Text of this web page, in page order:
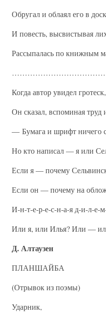
Обругал и облаял его в
И повесть, высвистывая
Рассыпалась по книжным
Когда автор увидел гротеск,
Он сказал, вспоминая труд
— Бумага и шрифт ничего
Но кто написал — я или
Если я — почему
Если он — почему на
И-н-т-е-р-е-с-н-а-я д-и-л-е-
Или я, или Илья? Или —
Д. Алтаузен
ПЛАНШАЙБА
(Отрывок из поэмы)
Ударник,